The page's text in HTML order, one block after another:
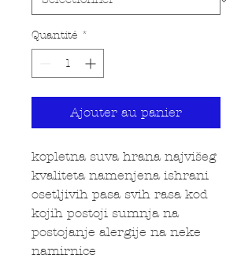
Quantité *
Ajouter au panier
kopletna suva hrana najvišeg
kvaliteta namenjena ishrani
osetljivih pasa svih rasa kod
kojih postoji sumnja na
postojanje alergije na neke
namirnice